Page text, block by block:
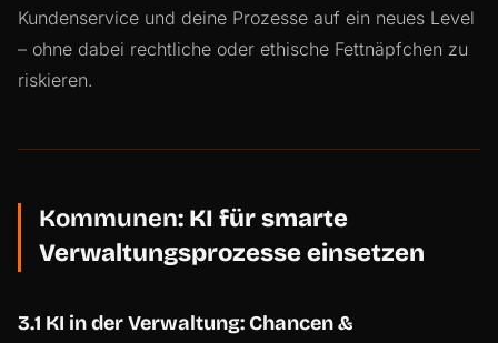
Kundenservice und deine Prozesse auf ein neues Level
– ohne dabei rechtliche oder ethische Fettnäpfchen zu
riskieren.
Kommunen: KI für smarte
Verwaltungsprozesse einsetzen
3.1 KI in der Verwaltung: Chancen &